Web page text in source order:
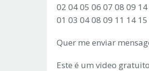
02 04 05 06 07 08 09
01 03 04 08 09 11 14
Quer me enviar
Este é um video